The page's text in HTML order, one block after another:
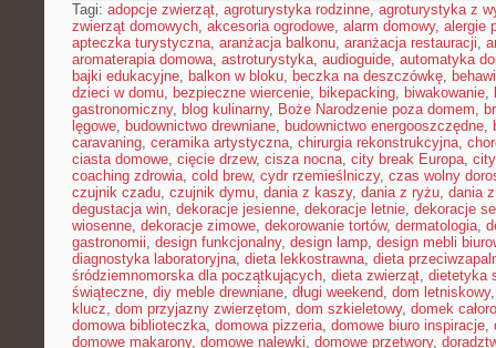
Tagi: adopcje zwierząt, agroturystyka rodzinne, agroturystyka z
zwierząt domowych, akcesoria ogrodowe, alarm domowy, alergie
apteczka turystyczna, aranżacja balkonu, aranżacja restauracji,
aromaterapia domowa, astroturystyka, audioguide, automatyka
bajki edukacyjne, balkon w bloku, beczka na deszczówkę,
dzieci w domu, bezpieczne wiercenie, bikepacking, biwakowanie,
gastronomiczny, blog kulinarny, Boże Narodzenie poza domem,
lęgowe, budownictwo drewniane, budownictwo energooszczędne,
caravaning, ceramika artystyczna, chirurgia rekonstrukcyjna,
ciasta domowe, cięcie drzew, cisza nocna, city break Europa,
coaching zdrowia, cold brew, cydr rzemieślniczy, czas wolny
czujnik czadu, czujnik dymu, dania z kaszy, dania z ryżu, dania
degustacja win, dekoracje jesienne, dekoracje letnie, dekoracje
wiosenne, dekoracje zimowe, dekorowanie tortów, dermatologia,
gastronomii, design funkcjonalny, design lamp, design mebli
diagnostyka laboratoryjna, dieta lekkostrawna, dieta
śródziemnomorska dla początkujących, dieta zwierząt, dietetyka
świąteczne, diy meble drewniane, długi weekend, dom letniskowy
klucz, dom przyjazny zwierzętom, dom szkieletowy, domek
domowa biblioteczka, domowa pizzeria, domowe biuro inspiracje,
domowe makarony, domowe nalewki, domowe przetwory,